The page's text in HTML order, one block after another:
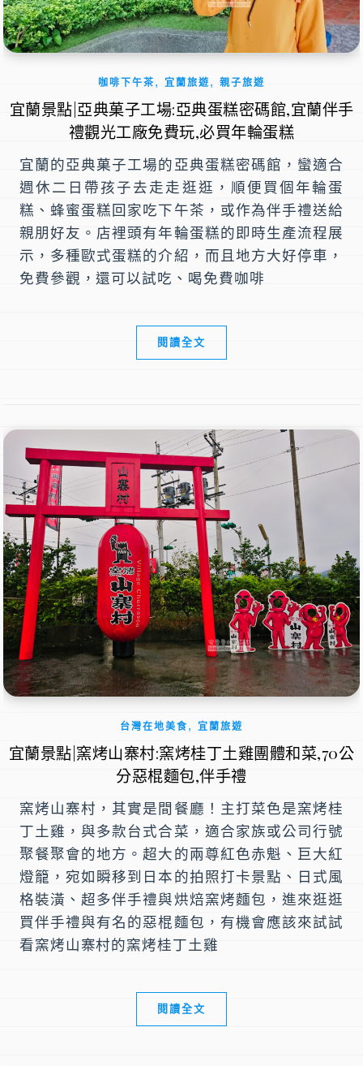
咖啡下午茶 , 宜蘭旅遊 , 親子旅遊
宜蘭景點|亞典菓子工場:亞典蛋糕密碼館,宜蘭伴手
禮觀光工廠免費玩,必買年輪蛋糕
宜蘭的亞典菓子工場的亞典蛋糕密碼館，蠻適合
週休二日帶孩子去走走逛逛，順便買個年輪蛋
糕、蜂蜜蛋糕回家吃下午茶，或作為伴手禮送給
親朋好友。店裡頭有年輪蛋糕的即時生產流程展
示，多種歐式蛋糕的介紹，而且地方大好停車，
免費參觀，還可以試吃、喝免費咖啡
閱讀全文
台灣在地美食 , 宜蘭旅遊
宜蘭景點|窯烤山寨村:窯烤桂丁土雞團體和菜,70公
分惡棍麵包,伴手禮
窯烤山寨村，其實是間餐廳！主打菜色是窯烤桂
丁土雞，與多款台式合菜，適合家族或公司行號
聚餐聚會的地方。超大的兩尊紅色赤魁、巨大紅
燈籠，宛如瞬移到日本的拍照打卡景點、日式風
格裝潢、超多伴手禮與烘焙窯烤麵包，進來逛逛
買伴手禮與有名的惡棍麵包，有機會應該來試試
看窯烤山寨村的窯烤桂丁土雞
閱讀全文